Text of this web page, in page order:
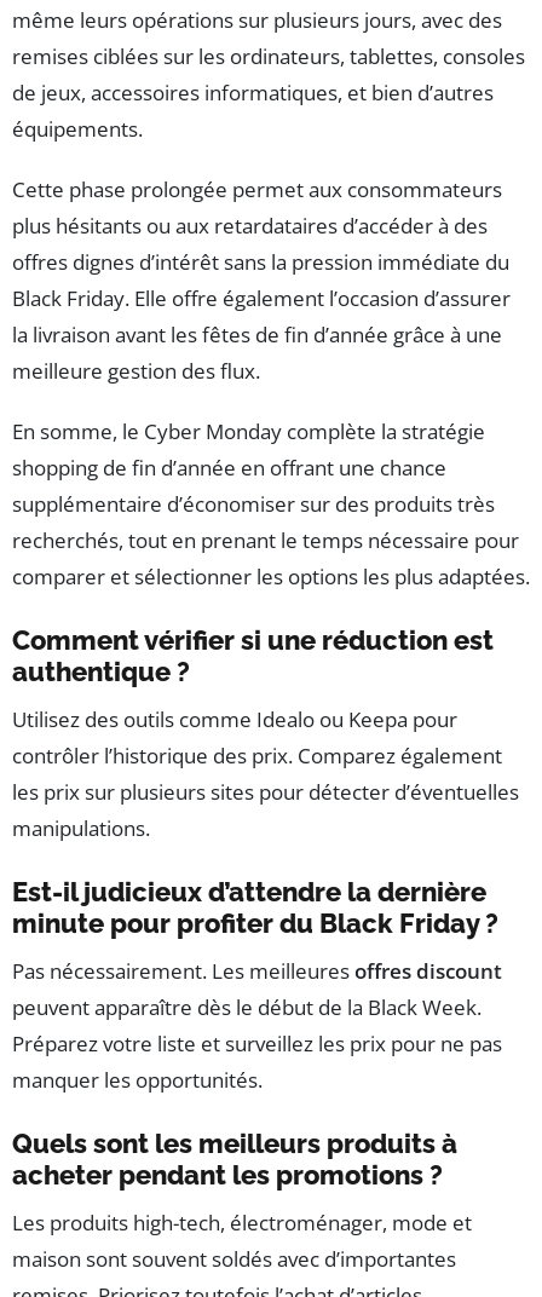
même leurs opérations sur plusieurs jours, avec des
remises ciblées sur les ordinateurs, tablettes, consoles
de jeux, accessoires informatiques, et bien d’autres
équipements.
Cette phase prolongée permet aux consommateurs
plus hésitants ou aux retardataires d’accéder à des
offres dignes d’intérêt sans la pression immédiate du
Black Friday. Elle offre également l’occasion d’assurer
la livraison avant les fêtes de fin d’année grâce à une
meilleure gestion des flux.
En somme, le Cyber Monday complète la stratégie
shopping de fin d’année en offrant une chance
supplémentaire d’économiser sur des produits très
recherchés, tout en prenant le temps nécessaire pour
comparer et sélectionner les options les plus adaptées.
Comment vérifier si une réduction est
authentique ?
Utilisez des outils comme Idealo ou Keepa pour
contrôler l’historique des prix. Comparez également
les prix sur plusieurs sites pour détecter d’éventuelles
manipulations.
Est-il judicieux d’attendre la dernière
minute pour profiter du Black Friday ?
Pas nécessairement. Les meilleuresoffres discount
peuvent apparaître dès le début de la Black Week.
Préparez votre liste et surveillez les prix pour ne pas
manquer les opportunités.
Quels sont les meilleurs produits à
acheter pendant les promotions ?
Les produits high-tech, électroménager, mode et
maison sont souvent soldés avec d’importantes